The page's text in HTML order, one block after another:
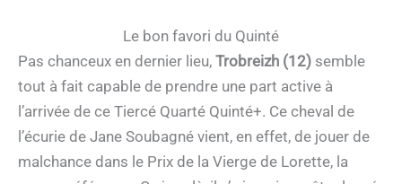
Le bon favori du Quinté
Pas chanceux en dernier lieu, Trobreizh (12) semble
tout à fait capable de prendre une part active à
l’arrivée de ce Tiercé Quarté Quinté+. Ce cheval de
l’écurie de Jane Soubagné vient, en effet, de jouer de
malchance dans le Prix de la Vierge de Lorette, la